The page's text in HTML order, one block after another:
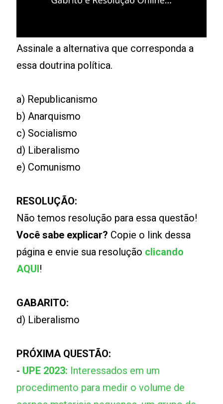
Assinale a alternativa que corresponda a
essa doutrina política.
a) Republicanismo
b) Anarquismo
c) Socialismo
d) Liberalismo
e) Comunismo
RESOLUÇÃO:
Não temos resolução para essa questão!
Você sabe explicar? Copie o link dessa
página e envie sua resolução clicando
AQUI!
GABARITO:
d) Liberalismo
PRÓXIMA QUESTÃO:
- UPE 2023: Interessados em um
procedimento para medir o volume de